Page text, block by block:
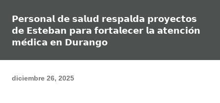
𝗣𝗲𝗿𝘀𝗼𝗻𝗮𝗹 𝗱𝗲 𝘀𝗮𝗹𝘂𝗱 𝗿𝗲𝘀𝗽𝗮𝗹𝗱𝗮 𝗽𝗿𝗼𝘆𝗲𝗰𝘁𝗼𝘀
𝗱𝗲 𝗘𝘀𝘁𝗲𝗯𝗮𝗻 𝗽𝗮𝗿𝗮 𝗳𝗼𝗿𝘁𝗮𝗹𝗲𝗰𝗲𝗿 𝗹𝗮 𝗮𝘁𝗲𝗻𝗰𝗶𝗼́𝗻
𝗺𝗲́𝗱𝗶𝗰𝗮 𝗲𝗻 𝗗𝘂𝗿𝗮𝗻𝗴𝗼
diciembre 26, 2025